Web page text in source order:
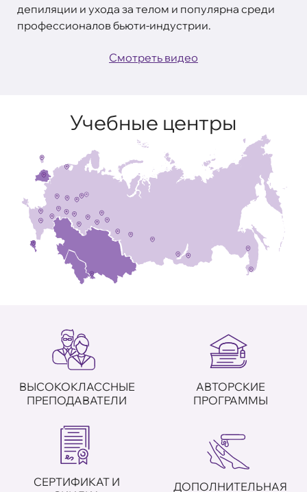
депиляции и ухода за телом и популярна среди
профессионалов бьюти-индустрии.
Смотреть видео
Учебные центры
ВЫСОКОКЛАССНЫЕ
ПРЕПОДАВАТЕЛИ
АВТОРСКИЕ
ПРОГРАММЫ
СЕРТИФИКАТ И
ДОПОЛНИТЕЛЬНАЯ